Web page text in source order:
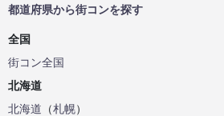
都道府県から街コンを探す
全国
街コン全国
北海道
北海道 （札幌）